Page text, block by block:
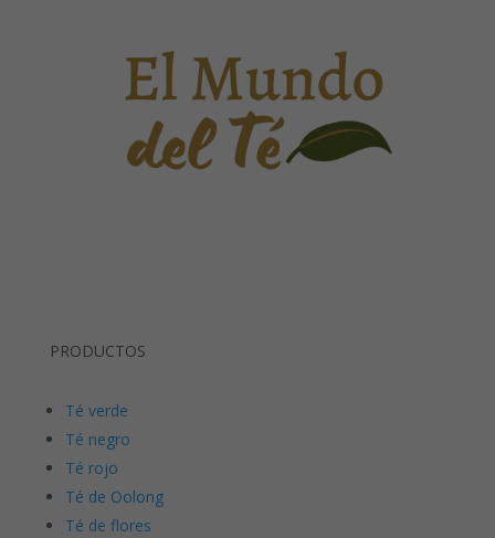
PRODUCTOS
Té verde
Té negro
Té rojo
Té de Oolong
Té de flores